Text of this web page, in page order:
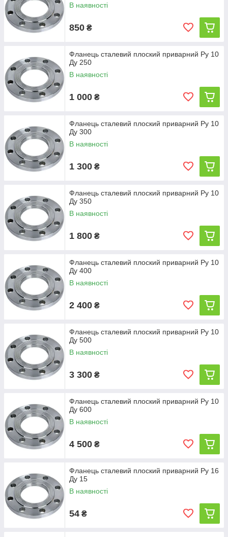
В наявності
850 ₴
Фланець сталевий плоский приварний Ру 10
Ду 250
В наявності
1 000 ₴
Фланець сталевий плоский приварний Ру 10
Ду 300
В наявності
1 300 ₴
Фланець сталевий плоский приварний Ру 10
Ду 350
В наявності
1 800 ₴
Фланець сталевий плоский приварний Ру 10
Ду 400
В наявності
2 400 ₴
Фланець сталевий плоский приварний Ру 10
Ду 500
В наявності
3 300 ₴
Фланець сталевий плоский приварний Ру 10
Ду 600
В наявності
4 500 ₴
Фланець сталевий плоский приварний Ру 16
Ду 15
В наявності
54 ₴